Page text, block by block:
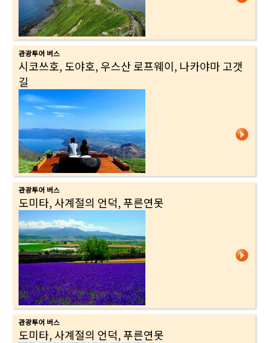
관광투어 버스
시코쓰호, 도야호, 우스산 로프웨이, 나카야마 고갯
길
관광투어 버스
도미타, 사계절의 언덕, 푸른연못
관광투어 버스
도미타, 사계절의 언덕, 푸른연못